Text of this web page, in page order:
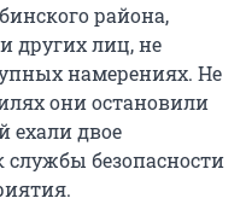
района,
других лиц, не
намерениях. Не
они остановили
ехали двое
службы безопасности